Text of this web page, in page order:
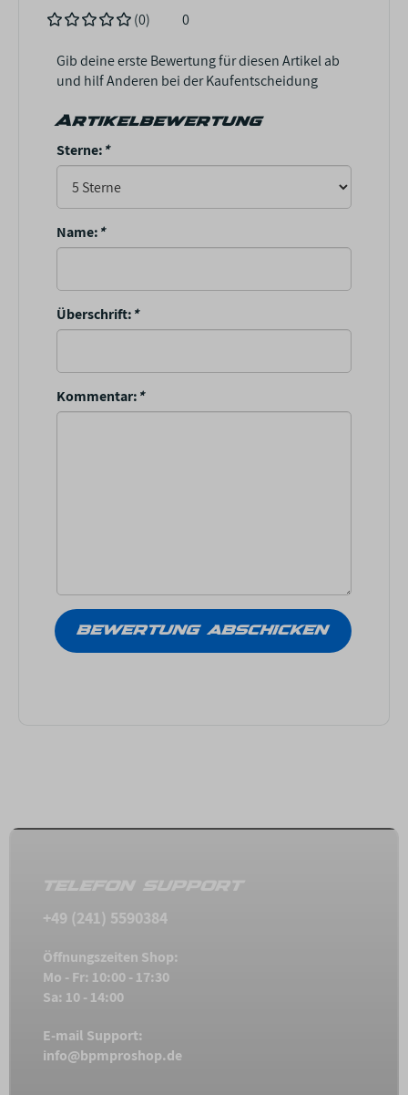
(0) 0
Gib deine erste Bewertung für diesen Artikel ab
und hilf Anderen bei der Kaufentscheidung
Artikelbewertung
Sterne:*
Name:*
Überschrift:*
Kommentar:*
TELEFON SUPPORT
+49 (241) 5590384
Öffnungszeiten Shop:
Mo - Fr: 10:00 - 17:30
Sa: 10 - 14:00
E-mail Support:
info@bpmproshop.de